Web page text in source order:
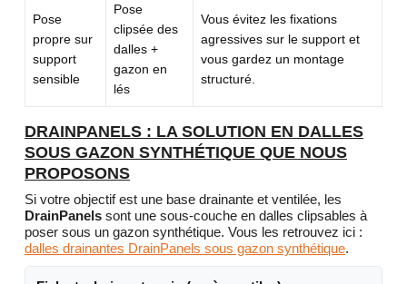
Pose
propre sur
support
sensible
Pose
clipsée des
dalles +
gazon en
lés
Vous évitez les fixations
agressives sur le support et
vous gardez un montage
structuré.
DRAINPANELS : LA SOLUTION EN DALLES
SOUS GAZON SYNTHÉTIQUE QUE NOUS
PROPOSONS
Si votre objectif est une base drainante et ventilée, les
DrainPanels sont une sous-couche en dalles clipsables à
poser sous un gazon synthétique. Vous les retrouvez ici :
dalles drainantes DrainPanels sous gazon synthétique.